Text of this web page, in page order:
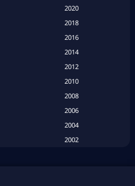
Story สร้างจากเรื่องจริง(2)
Story เรื่องจริง (20)
Story เรื่องจริง (16)
2020
2018
2016
2014
2012
2010
2008
2006
2004
2002